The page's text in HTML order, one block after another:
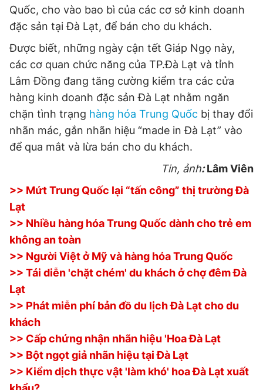
Quốc, cho vào bao bì của các cơ sở kinh doanh
đặc sản tại Đà Lạt, để bán cho du khách.
Được biết, những ngày cận tết Giáp Ngọ này,
các cơ quan chức năng của TP.Đà Lạt và tỉnh
Lâm Đồng đang tăng cường kiểm tra các cửa
hàng kinh doanh đặc sản Đà Lạt nhằm ngăn
chặn tình trạng hàng hóa Trung Quốc bị thay đổi
nhãn mác, gắn nhãn hiệu “made in Đà Lạt” vào
để qua mắt và lừa bán cho du khách.
Tin, ảnh:Lâm Viên
>> Mứt Trung Quốc lại “tấn công” thị trường Đà
Lạt
>> Nhiều hàng hóa Trung Quốc dành cho trẻ em
không an toàn
>> Người Việt ở Mỹ và hàng hóa Trung Quốc
>> Tái diễn 'chặt chém' du khách ở chợ đêm Đà
Lạt
>> Phát miễn phí bản đồ du lịch Đà Lạt cho du
khách
>> Cấp chứng nhận nhãn hiệu 'Hoa Đà Lạt
>> Bột ngọt giả nhãn hiệu tại Đà Lạt
>> Kiểm dịch thực vật 'làm khó' hoa Đà Lạt xuất